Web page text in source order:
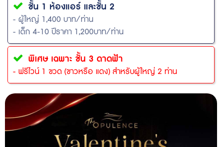
ชั้น 1 ห้องแอร์ และชั้น 2
- ผู้ใหญ่ 1,400 บาท/ท่าน
- เด็ก 4-10 ปีราคา 1,200บาท/ท่าน
พิเศษ เฉพาะ ชั้น 3 ดาดฟ้า
- ฟรีไวน์ 1 ขวด (ขาวหรือ แดง) สำหรับผู้ใหญ่ 2 ท่าน